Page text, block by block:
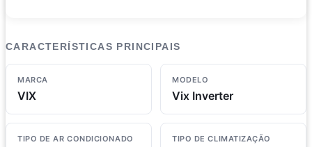
CARACTERÍSTICAS PRINCIPAIS
MARCA
VIX
MODELO
Vix Inverter
TIPO DE AR CONDICIONADO TIPO DE CLIMATIZAÇÃO